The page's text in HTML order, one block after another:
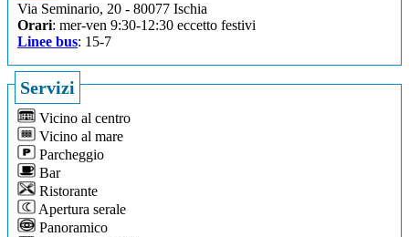
Via Seminario, 20 - 80077 Ischia
Orari: mer-ven 9:30-12:30 eccetto festivi
Linee bus: 15-7
Servizi
Vicino al centro
Vicino al mare
Parcheggio
Bar
Ristorante
Apertura serale
Panoramico